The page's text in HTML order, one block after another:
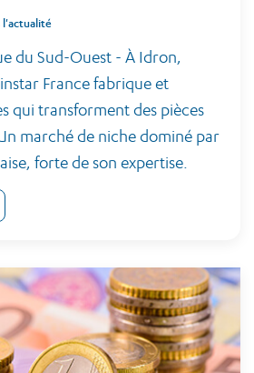
l'actualité
du Sud-Ouest - À Idron,
France fabrique et
qui transforment des pièces
marché de niche dominé par
forte de son expertise.